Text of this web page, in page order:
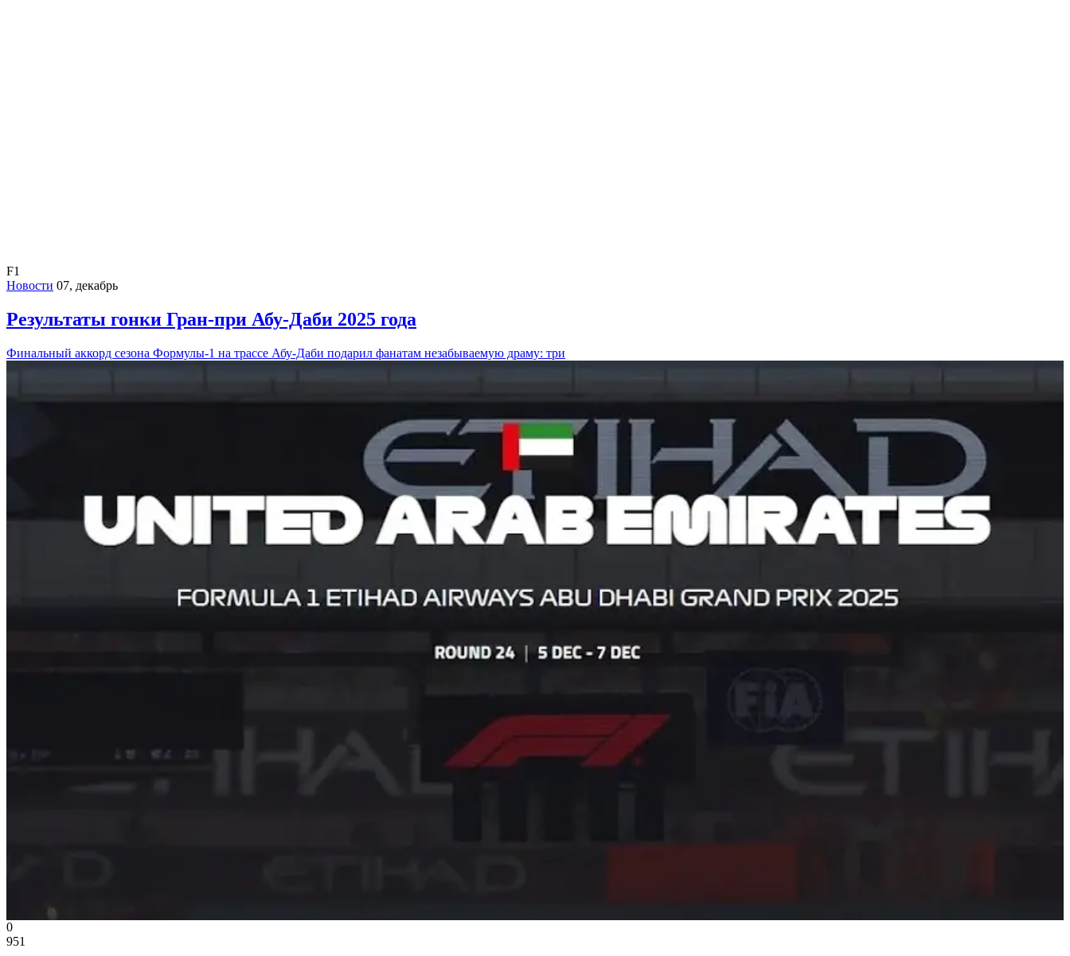
F1
Новости 07, декабрь
Результаты гонки Гран-при Абу-Даби 2025 года
Финальный аккорд сезона Формулы-1 на трассе Абу-Даби подарил фанатам незабываемую драму: три
0
951